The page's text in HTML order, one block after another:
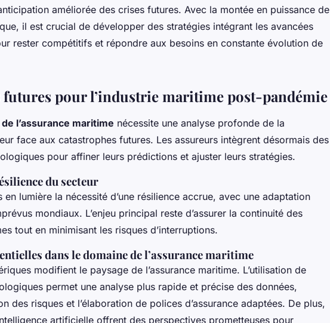
améliorée des crises futures. Avec la montée en puissance de
il est crucial de développer des stratégies intégrant les avancées
rester compétitifs et répondre aux besoins en constante évolution de
futures pour l’industrie maritime post-pandémie
l’assurance maritime nécessite une analyse profonde de la
face aux catastrophes futures. Les assureurs intègrent désormais des
pour affiner leurs prédictions et ajuster leurs stratégies.
du secteur
en lumière la nécessité d’une résilience accrue, avec une adaptation
mondiaux. L’enjeu principal reste d’assurer la continuité des
tout en minimisant les risques d’interruptions.
dans le domaine de l’assurance maritime
modifient le paysage de l’assurance maritime. L’utilisation de
permet une analyse plus rapide et précise des données,
des risques et l’élaboration de polices d’assurance adaptées. De plus,
artificielle offrent des perspectives prometteuses pour